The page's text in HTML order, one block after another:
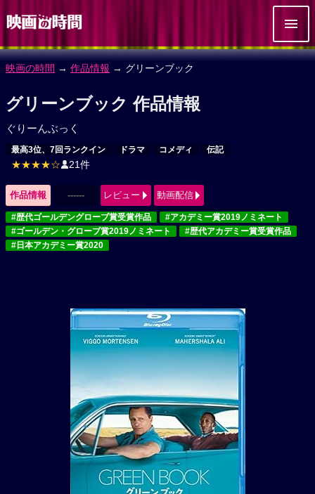
映画の時間 → 作品情報 → グリーンブック
グリーンブック 作品情報
ぐりーんぶっく
最高3位、7回ランクイン ドラマ コメディ 伝記
★★★★☆ 21件
作品情報 ------ レビュー 動画配信
#歴代ゴールデングローブ賞受賞作品
#アカデミー賞2019ノミネート
#ゴールデン・グローブ賞2019ノミネート
#歴代アカデミー賞受賞作品
#日本アカデミー賞2020